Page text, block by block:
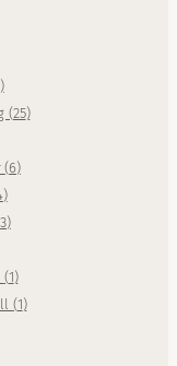
)
(25)
(6)
)
3)
(1)
(1)